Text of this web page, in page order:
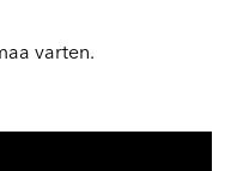
varten.